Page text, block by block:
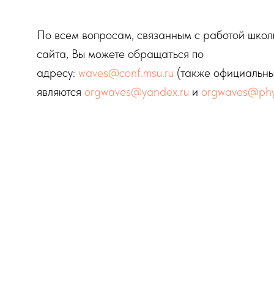
По всем вопросам, связанным с работой
сайта, Вы можете обращаться по
адресу: waves@conf.msu.ru (также
являются orgwaves@yandex.ru и